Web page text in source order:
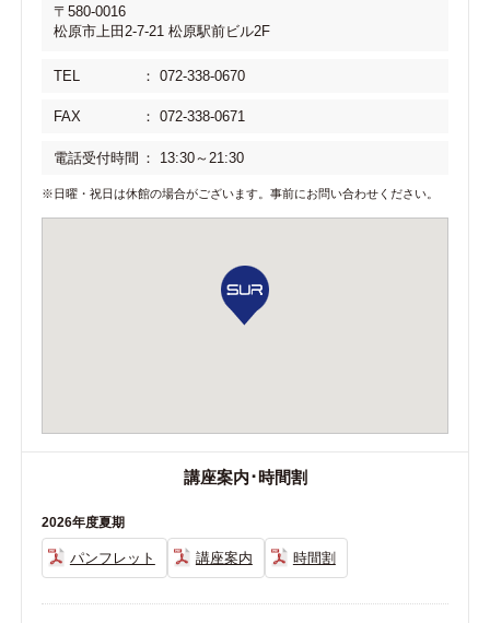
春期講習のご案内を開始しました
2026年01月05日
通常期の時間割を更新しました
2025年11月12日
通常期の時間割を更新しました
〒580-0016
松原市上田2-7-21 松原駅前ビル2F
TEL ： 072-338-0670
FAX ： 072-338-0671
電話受付時間 ： 13:30～21:30
※日曜・祝日は休館の場合がございます。事前にお問い合わせください。
講座案内･時間割
2026年度夏期
パンフレット 講座案内 時間割